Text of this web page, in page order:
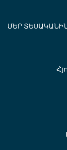
ՄԵՐ